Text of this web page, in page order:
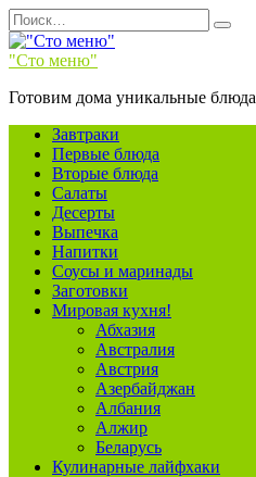
Перейти
к
содержанию
Search
for:
"Сто меню"
Готовим дома уникальные блюда
Завтраки
Первые блюда
Вторые блюда
Салаты
Десерты
Выпечка
Напитки
Соусы и маринады
Заготовки
Мировая кухня!
Абхазия
Австралия
Австрия
Азербайджан
Албания
Алжир
Беларусь
Кулинарные лайфхаки